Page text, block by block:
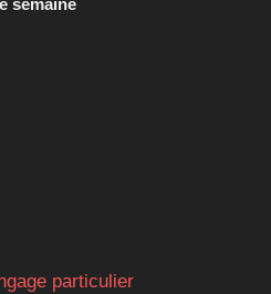
semaine
particulier